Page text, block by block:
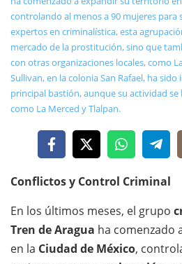
Conflictos y Control Criminal
En los últimos meses, el grupo
Tren de Aragua ha comenzado
en la Ciudad de México,